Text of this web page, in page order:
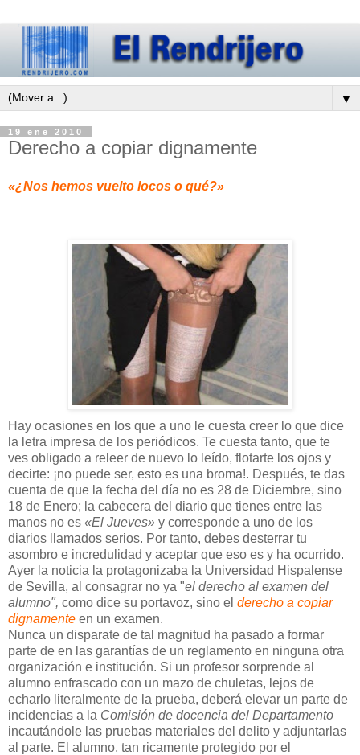
▼
19 ene 2010
Derecho a copiar dignamente
«¿Nos hemos vuelto locos o qué?»
Hay ocasiones en los que a uno le cuesta creer lo que dice
la letra impresa de los periódicos. Te cuesta tanto, que te
ves obligado a releer de nuevo lo leído, flotarte los ojos y
decirte: ¡no puede ser, esto es una broma!. Después, te das
cuenta de que la fecha del día no es 28 de Diciembre, sino
18 de Enero; la cabecera del diario que tienes entre las
manos no es «El Jueves» y corresponde a uno de los
diarios llamados serios. Por tanto, debes desterrar tu
asombro e incredulidad y aceptar que eso es y ha ocurrido.
Ayer la noticia la protagonizaba la Universidad Hispalense
de Sevilla, al consagrar no ya "el derecho al examen del
alumno", como dice su portavoz, sino el derecho a copiar
dignamente en un examen.
Nunca un disparate de tal magnitud ha pasado a formar
parte de en las garantías de un reglamento en ninguna otra
organización e institución. Si un profesor sorprende al
alumno enfrascado con un mazo de chuletas, lejos de
echarlo literalmente de la prueba, deberá elevar un parte de
incidencias a la Comisión de docencia del Departamento
incautándole las pruebas materiales del delito y adjuntarlas
al parte. El alumno, tan ricamente protegido por el